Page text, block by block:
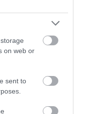
on web or
sent to